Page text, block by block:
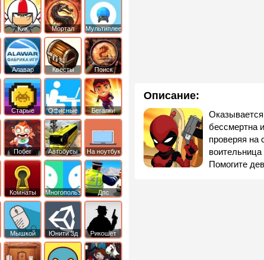
Описание:
бессмертна
проверяя на
Помогите
Кик
Бутовский
Мортал
комбат
Мультиплеер
Алавар Квесты
Поиск
предметов
Старые Офисные Бегалки
Побег Автобусы На ноутбук
Комнаты Многопользовательские
Дпс
Мышкой Юнити 3д Рикошет